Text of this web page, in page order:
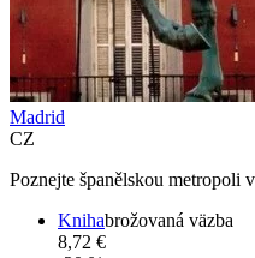
Madrid
CZ
Poznejte španělskou metropoli
Knihabrožovaná väzba
8,72 €